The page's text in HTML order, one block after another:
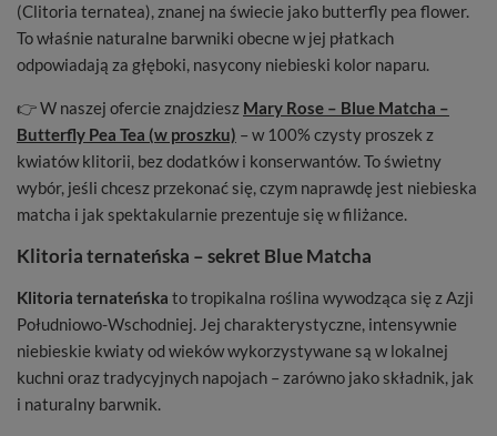
(Clitoria ternatea), znanej na świecie jako butterfly pea flower.
To właśnie naturalne barwniki obecne w jej płatkach
odpowiadają za głęboki, nasycony niebieski kolor naparu.
👉 W naszej ofercie znajdziesz Mary Rose – Blue Matcha –
Butterfly Pea Tea (w proszku) – w 100% czysty proszek z
kwiatów klitorii, bez dodatków i konserwantów. To świetny
wybór, jeśli chcesz przekonać się, czym naprawdę jest niebieska
matcha i jak spektakularnie prezentuje się w filiżance.
Klitoria ternateńska – sekret Blue Matcha
Klitoria ternateńska to tropikalna roślina wywodząca się z Azji
Południowo-Wschodniej. Jej charakterystyczne, intensywnie
niebieskie kwiaty od wieków wykorzystywane są w lokalnej
kuchni oraz tradycyjnych napojach – zarówno jako składnik, jak
i naturalny barwnik.